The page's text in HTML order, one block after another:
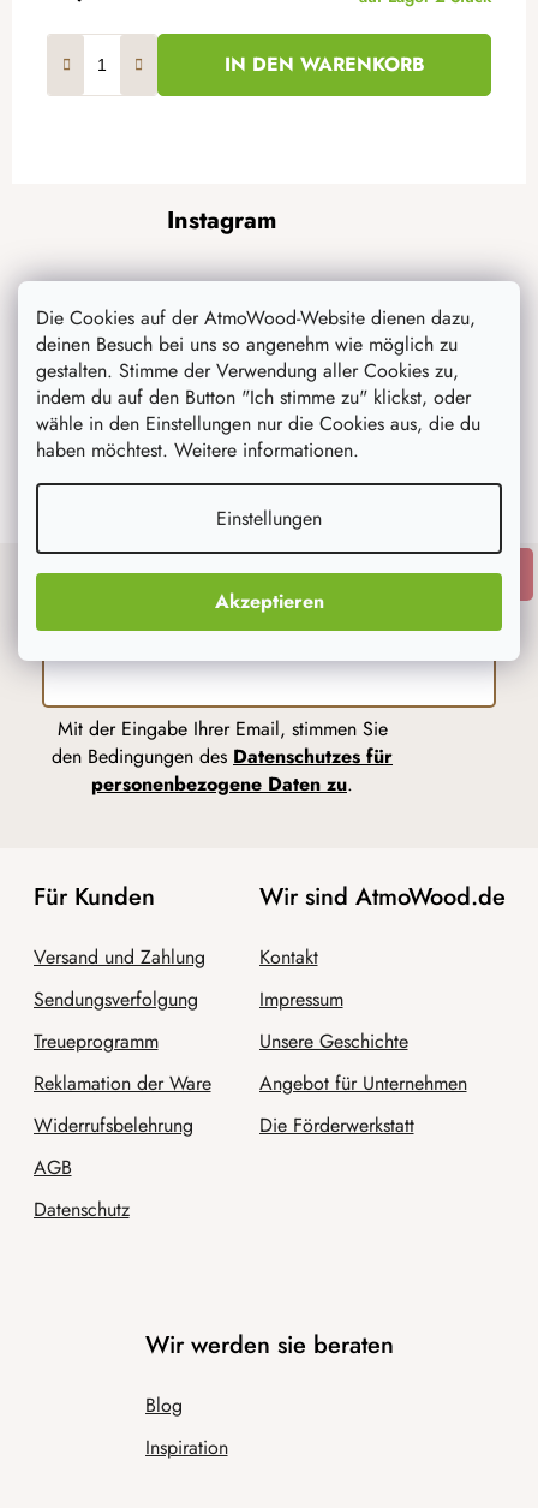
Die Cookies auf der AtmoWood-Website dienen dazu,
deinen Besuch bei uns so angenehm wie möglich zu
gestalten. Stimme der Verwendung aller Cookies zu,
indem du auf den Button "Ich stimme zu" klickst, oder
wähle in den Einstellungen nur die Cookies aus, die du
haben möchtest. Weitere informationen.
Einstellungen
Akzeptieren
IN DEN WARENKORB
Instagram
Auf Instagram folgen
Newsletter abonnieren
Mit der Eingabe Ihrer Email, stimmen Sie
den Bedingungen des Datenschutzes für
personenbezogene Daten zu.
ANMELDEN
Für Kunden
Versand und Zahlung
Sendungsverfolgung
Treueprogramm
Reklamation der Ware
Widerrufsbelehrung
AGB
Datenschutz
Wir sind AtmoWood.de
Kontakt
Impressum
Unsere Geschichte
Angebot für Unternehmen
Die Förderwerkstatt
Wir werden sie beraten
Blog
Inspiration